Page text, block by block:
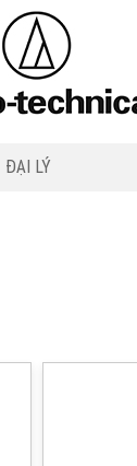
ĐẠI LÝ